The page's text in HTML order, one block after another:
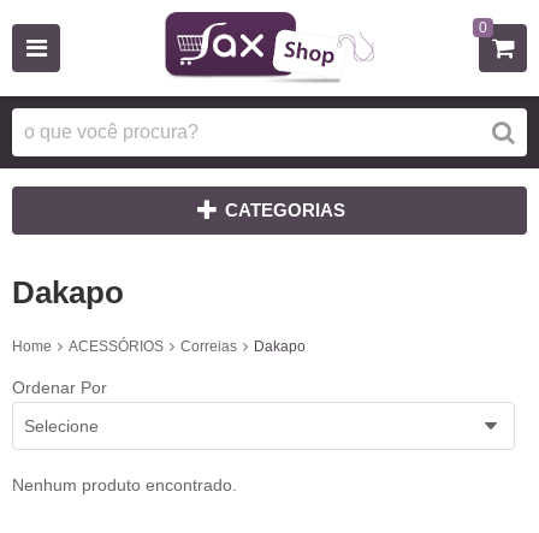
0
CATEGORIAS
Dakapo
Home ACESSÓRIOS Correias Dakapo
Ordenar Por
Selecione
Nenhum produto encontrado.